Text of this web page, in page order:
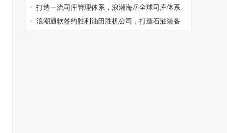
运难题
打造一流司库管理体系，浪潮海岳全球司库体系
建设专题研讨会成功举办
浪潮通软签约胜利油田胜机公司，打造石油装备